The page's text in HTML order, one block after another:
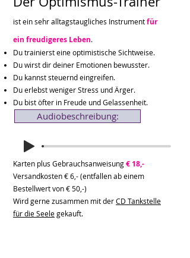
Audiobeschreibung:
istein sehr alltagstaugliches Instrumentfür
ein freudigeres Leben.
Dutrainierst eine optimistische Sichtweise.
Du wirst dir deiner Emotionen bewusster.
Du kannst steuernd eingreifen.
Du erlebst weniger Stress und Ärger.
Du bist öfter in Freude und Gelassenheit.
Karten plus Gebrauchsanweisung€ 18,-
Versandkosten €6,- (entfallen ab einem
Bestellwert von € 50,-)
Wird gerne zusammen mit derCD Tankstelle
für die Seelegekauft.